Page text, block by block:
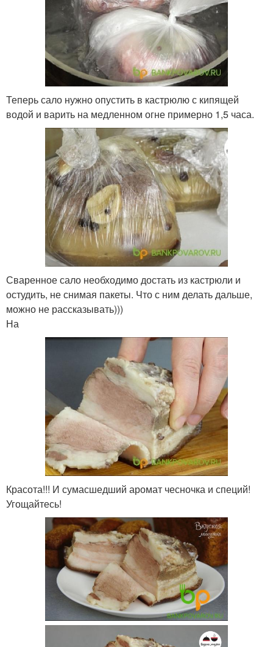
Теперь сало нужно опустить в кастрюлю с кипящей
водой и варить на медленном огне примерно 1,5 часа.
Сваренное сало необходимо достать из кастрюли и
остудить, не снимая пакеты. Что с ним делать дальше,
можно не рассказывать)))
На
Красота!!! И сумасшедший аромат чесночка и специй!
Угощайтесь!